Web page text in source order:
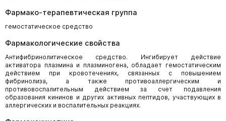
Фармако-терапевтическая группа
гемостатическое средство
Фармакологические свойства
Антифибринолитическое средство. Ингибирует действие
активатора плазмина и плазминогена, обладает гемостатическим
действием при кровотечениях, связанных с повышением
фибринолиза, а также противоаллергическим и
противовоспалительным действием за счет подавления
образования кининов и других активных пептидов, участвующих в
аллергических и воспалительных реакциях.